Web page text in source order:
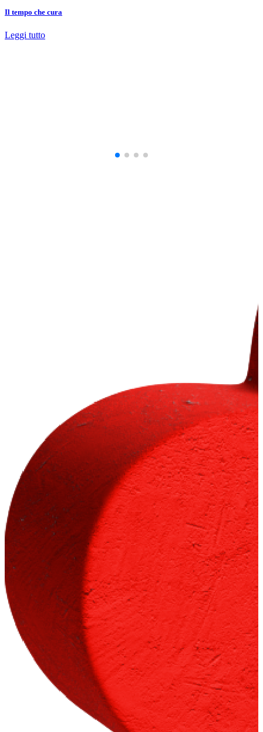
Il tempo che cura
Leggi tutto